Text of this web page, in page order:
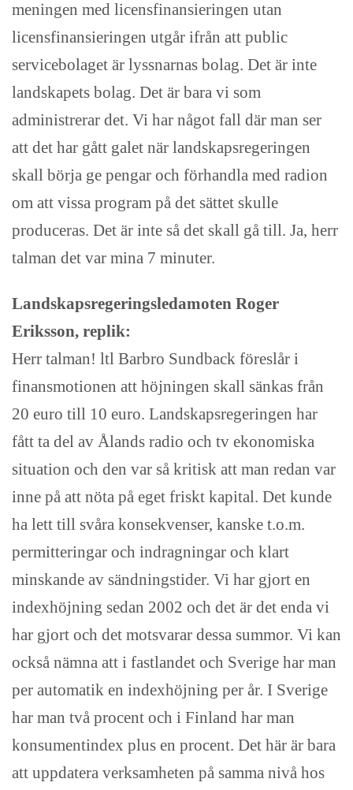
meningen med licensfinansieringen utan
licensfinansieringen utgår ifrån att public
servicebolaget är lyssnarnas bolag. Det är inte
landskapets bolag. Det är bara vi som
administrerar det. Vi har något fall där man ser
att det har gått galet när landskapsregeringen
skall börja ge pengar och förhandla med radion
om att vissa program på det sättet skulle
produceras. Det är inte så det skall gå till. Ja, herr
talman det var mina 7 minuter.
Landskapsregeringsledamoten Roger
Eriksson, replik:
Herr talman! ltl Barbro Sundback föreslår i
finansmotionen att höjningen skall sänkas från
20 euro till 10 euro. Landskapsregeringen har
fått ta del av Ålands radio och tv ekonomiska
situation och den var så kritisk att man redan var
inne på att nöta på eget friskt kapital. Det kunde
ha lett till svåra konsekvenser, kanske t.o.m.
permitteringar och indragningar och klart
minskande av sändningstider. Vi har gjort en
indexhöjning sedan 2002 och det är det enda vi
har gjort och det motsvarar dessa summor. Vi kan
också nämna att i fastlandet och Sverige har man
per automatik en indexhöjning per år. I Sverige
har man två procent och i Finland har man
konsumentindex plus en procent. Det här är bara
att uppdatera verksamheten på samma nivå hos